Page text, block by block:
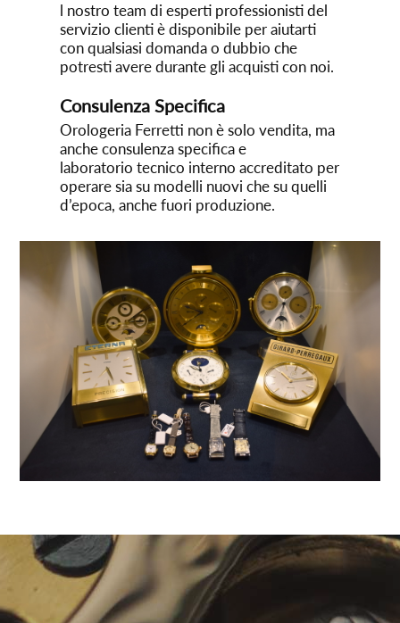
l nostro team di esperti professionisti del
servizio clienti è disponibile per aiutarti
con qualsiasi domanda o dubbio che
potresti avere durante gli acquisti con noi.
Consulenza Specifica
Orologeria Ferretti non è solo vendita, ma
anche consulenza specifica e
laboratorio tecnico interno accreditato per
operare sia su modelli nuovi che su quelli
d’epoca, anche fuori produzione.